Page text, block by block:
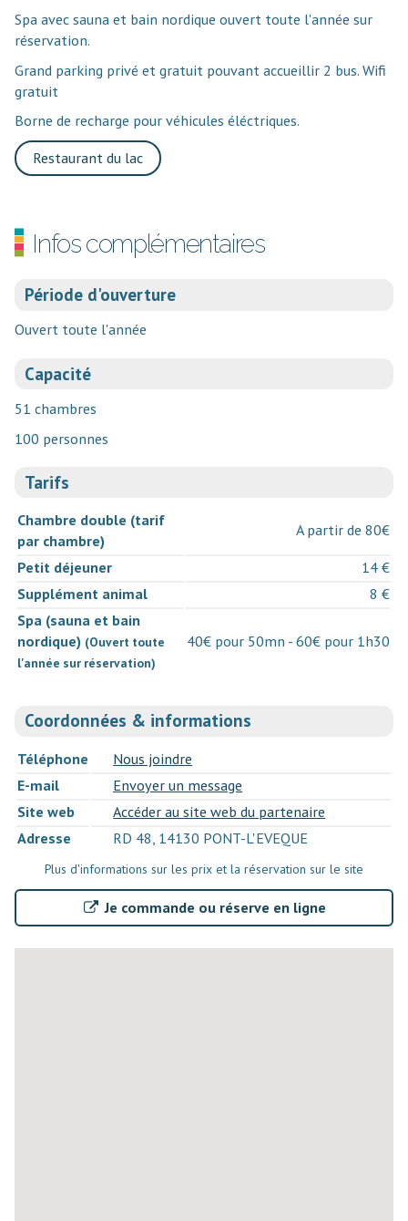
Spa avec sauna et bain nordique ouvert toute l'année sur
réservation.
Grand parking privé et gratuit pouvant accueillir 2 bus. Wifi
gratuit
Borne de recharge pour véhicules éléctriques.
Restaurant du lac
Infos complémentaires
Période d'ouverture
Ouvert toute l'année
Capacité
51 chambres
100 personnes
Tarifs
Chambre double (tarif
par chambre)
A partir de 80€
Petit déjeuner
14 €
Supplément animal
8 €
Spa (sauna et bain
nordique) (Ouvert toute
l'année sur réservation)
40€ pour 50mn - 60€ pour 1h30
Coordonnées & informations
Téléphone
Nous joindre
E-mail
Envoyer un message
Site web
Accéder au site web du partenaire
Adresse
RD 48, 14130 PONT-L'EVEQUE
Plus d'informations sur les prix et la réservation sur le site
Je commande ou réserve en ligne